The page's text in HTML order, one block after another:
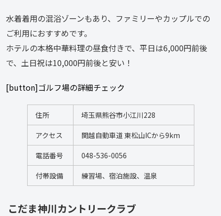
水着着用の混浴ゾーンもあり、ファミリーやカップルでの
ご利用におすすめです。
ホテルの本格中華料理の昼食付きで、平日は6,000円前後
で、土日祝は10,000円前後と安い！
[button]ゴルフ場の詳細チェック
住所 埼玉県熊谷市小江川228
アクセス 関越自動車道 東松山ICから9km
電話番号 048-536-0056
付帯設備 練習場、宿泊施設、温泉
こだま神川カントリークラブ